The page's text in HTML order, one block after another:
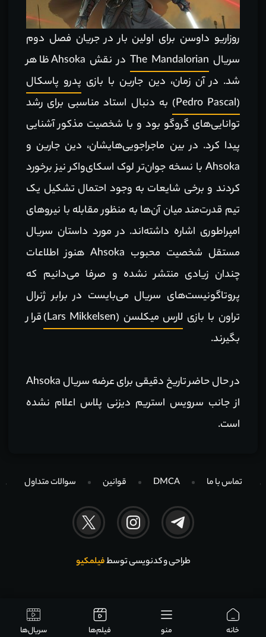
روزاریو داوسن برای اولین بار در جریان فصل دوم
سریال The Mandalorian
در نقش Ahsoka ظاهر
شد. در آن زمان، دین جارین با بازی پدرو پاسکال
(Pedro Pascal)
به دنبال استاد مناسبی برای رشد
توانایی‌های گروگو بود و با شخصیت مذکور آشنایی
پیدا کرد. در بین ماجراجویی‌هایشان، دین جارین و
Ahsoka با نسخه جوان‌تر لوک اسکا‌ی‌واکر نیز برخورد
کردند و برخی شایعات به وجود احتمال تشکیل یک
تیم قدرت‌مند میان آن‌ها به منظور مقابله با نیروهای
امپراطوری اشاره داشته‌اند. در مورد داستان سریال
مستقل شخصیت محبوب Ahsoka هنوز اطلاعات
چندان زیادی منتشر نشده و صرفا می‌دانیم که
پروتاگونیست‌های سریال می‌بایست در برابر ژنرال
تراون با بازی لارس میکلسن (Lars Mikkelsen)
قرار
بگیرند.
در حال حاضر تاریخ دقیقی برای عرضه سریال Ahsoka
از جانب سرویس استریم دیزنی پلاس اعلام نشده
است.
تماس با ما DMCA قوانین سوالات متداول
طراحی و کدنویسی توسطفیلمکیو
خانه منو فیلم‌ها سریال‌ها